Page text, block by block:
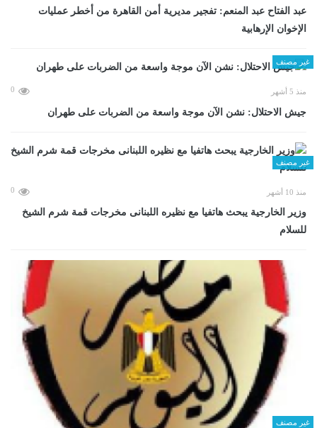
عبد الفتاح عبد المنعم: تفجير مديرية أمن القاهرة من أخطر عمليات
الإخوان الإرهابية
غير مصنف
منذ 5 أشهر 0
جيش الاحتلال: نشن الآن موجة واسعة من الضربات على طهران
غير مصنف
منذ 10 أشهر 0
وزير الخارجية يبحث هاتفيا مع نظيره اللبنانى مخرجات قمة شرم الشيخ
للسلام
غير مصنف